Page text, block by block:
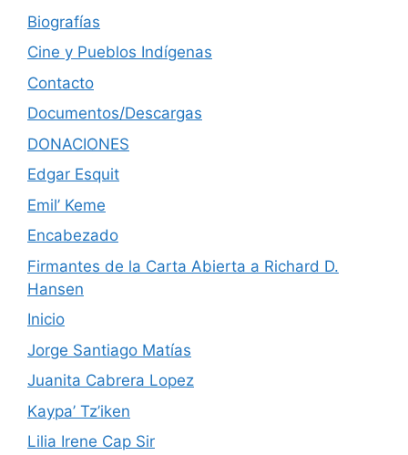
Biografías
Cine y Pueblos Indígenas
Contacto
Documentos/Descargas
DONACIONES
Edgar Esquit
Emil’ Keme
Encabezado
Firmantes de la Carta Abierta a Richard D.
Hansen
Inicio
Jorge Santiago Matías
Juanita Cabrera Lopez
Kaypa’ Tz’iken
Lilia Irene Cap Sir